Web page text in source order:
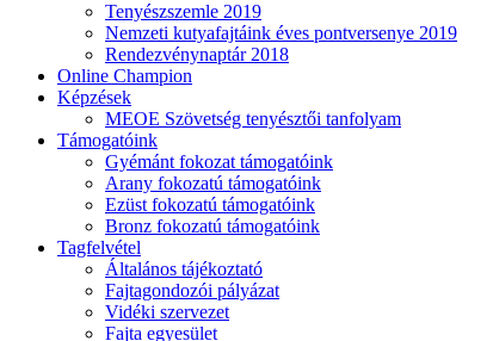
Tenyészszemle 2019
Nemzeti kutyafajtáink éves pontversenye 2019
Rendezvénynaptár 2018
Online Champion
Képzések
MEOE Szövetség tenyésztői tanfolyam
Támogatóink
Gyémánt fokozat támogatóink
Arany fokozatú támogatóink
Ezüst fokozatú támogatóink
Bronz fokozatú támogatóink
Tagfelvétel
Általános tájékoztató
Fajtagondozói pályázat
Vidéki szervezet
Fajta egyesület